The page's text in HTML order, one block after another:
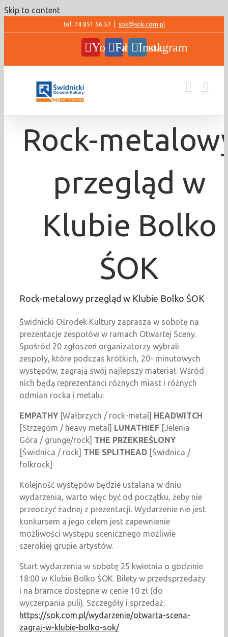
Skip to content
tel: 74 851 56 57 sok@sok.com.pl
YouTubeFacebookInstagram
Rock-
przegląd w
Klubie Bolko
ŚOK
Rock-metalowy przegląd w Klubie Bolko ŚOK
Świdnicki Ośrodek Kultury zaprasza w sobotę na
prezentacje zespołów w ramach Otwartej Sceny.
Spośród 20 zgłoszeń organizatorzy wybrali
zespoły, które podczas krótkich, 20- minutowych
występów, zagrają swój najlepszy materiał. Wśród
nich będą reprezentanci różnych miast i różnych
odmian rocka i metalu:
EMPATHY [Wałbrzych / rock-metal] HEADWITCH
[Strzegom / heavy metal] LUNATHIEF [Jelenia
Góra / grunge/rock] THE PRZEKREŚLONY
[Świdnica / rock] THE SPLITHEAD [Świdnica /
folkrock]
Kolejność występów będzie ustalana w dniu
wydarzenia, warto więc być od początku, żeby nie
przeoczyć żadnej z prezentacji. Wydarzenie nie jest
konkursem a jego celem jest zapewnienie
możliwości występu scenicznego możliwie
szerokiej grupie artystów.
Start wydarzenia w sobotę 25 kwietnia o godzinie
18:00 w Klubie Bolko ŚOK. Bilety w przedsprzedaży
i na bramce dostępne w cenie 10 zł (do
wyczerpania puli). Szczegóły i sprzedaż:
https://sok.com.pl/wydarzenie/otwarta-scena-
zagraj-w-klubie-bolko-sok/